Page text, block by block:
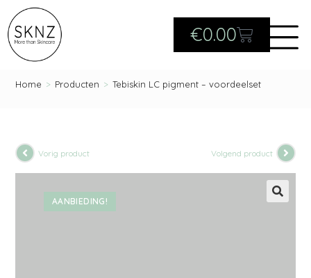
€0.00
Home > Producten > Tebiskin LC pigment – voordeelset
AANBIEDING!
Vorig product Volgend product